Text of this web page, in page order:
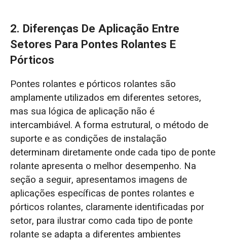
2. Diferenças De Aplicação Entre
Setores Para Pontes Rolantes E
Pórticos
Pontes rolantes e pórticos rolantes são
amplamente utilizados em diferentes setores,
mas sua lógica de aplicação não é
intercambiável. A forma estrutural, o método de
suporte e as condições de instalação
determinam diretamente onde cada tipo de ponte
rolante apresenta o melhor desempenho. Na
seção a seguir, apresentamos imagens de
aplicações específicas de pontes rolantes e
pórticos rolantes, claramente identificadas por
setor, para ilustrar como cada tipo de ponte
rolante se adapta a diferentes ambientes